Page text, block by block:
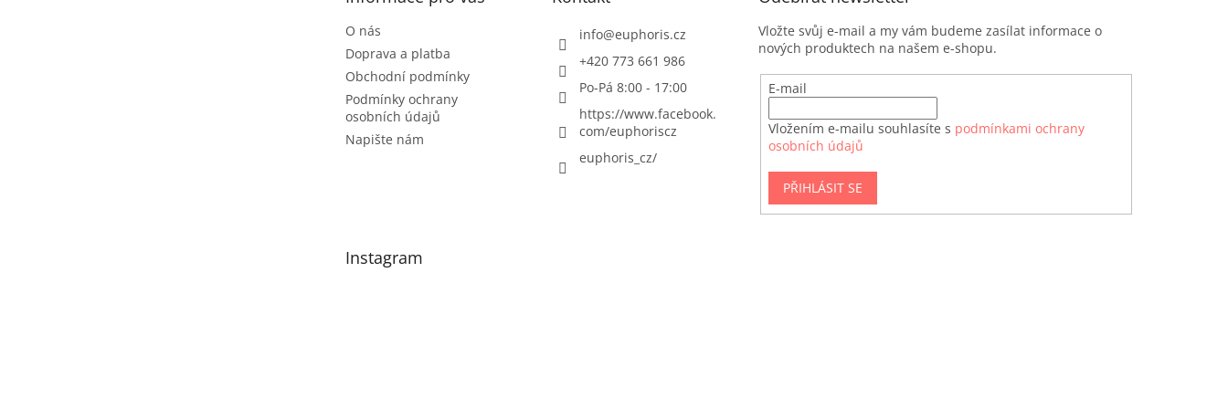
O nás
Doprava a platba
Obchodní podmínky
Podmínky ochrany
osobních údajů
Napište nám
info@euphoris.cz
+420 773 661 986
Po-Pá 8:00 - 17:00
https://www.facebook.
com/euphoriscz
euphoris_cz/
Vložte svůj e-mail a my vám budeme zasílat informace o
nových produktech na našem e-shopu.
E-mail
Vložením e-mailu souhlasíte s podmínkami ochrany
osobních údajů
PŘIHLÁSIT SE
Instagram